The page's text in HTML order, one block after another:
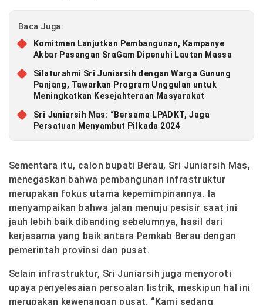
Baca Juga:
Komitmen Lanjutkan Pembangunan, Kampanye
Akbar Pasangan SraGam Dipenuhi Lautan Massa
Silaturahmi Sri Juniarsih dengan Warga Gunung
Panjang, Tawarkan Program Unggulan untuk
Meningkatkan Kesejahteraan Masyarakat
Sri Juniarsih Mas: “Bersama LPADKT, Jaga
Persatuan Menyambut Pilkada 2024
Sementara itu, calon bupati Berau, Sri Juniarsih Mas,
menegaskan bahwa pembangunan infrastruktur
merupakan fokus utama kepemimpinannya. Ia
menyampaikan bahwa jalan menuju pesisir saat ini
jauh lebih baik dibanding sebelumnya, hasil dari
kerjasama yang baik antara Pemkab Berau dengan
pemerintah provinsi dan pusat.
Selain infrastruktur, Sri Juniarsih juga menyoroti
upaya penyelesaian persoalan listrik, meskipun hal ini
merupakan kewenangan pusat. “Kami sedang